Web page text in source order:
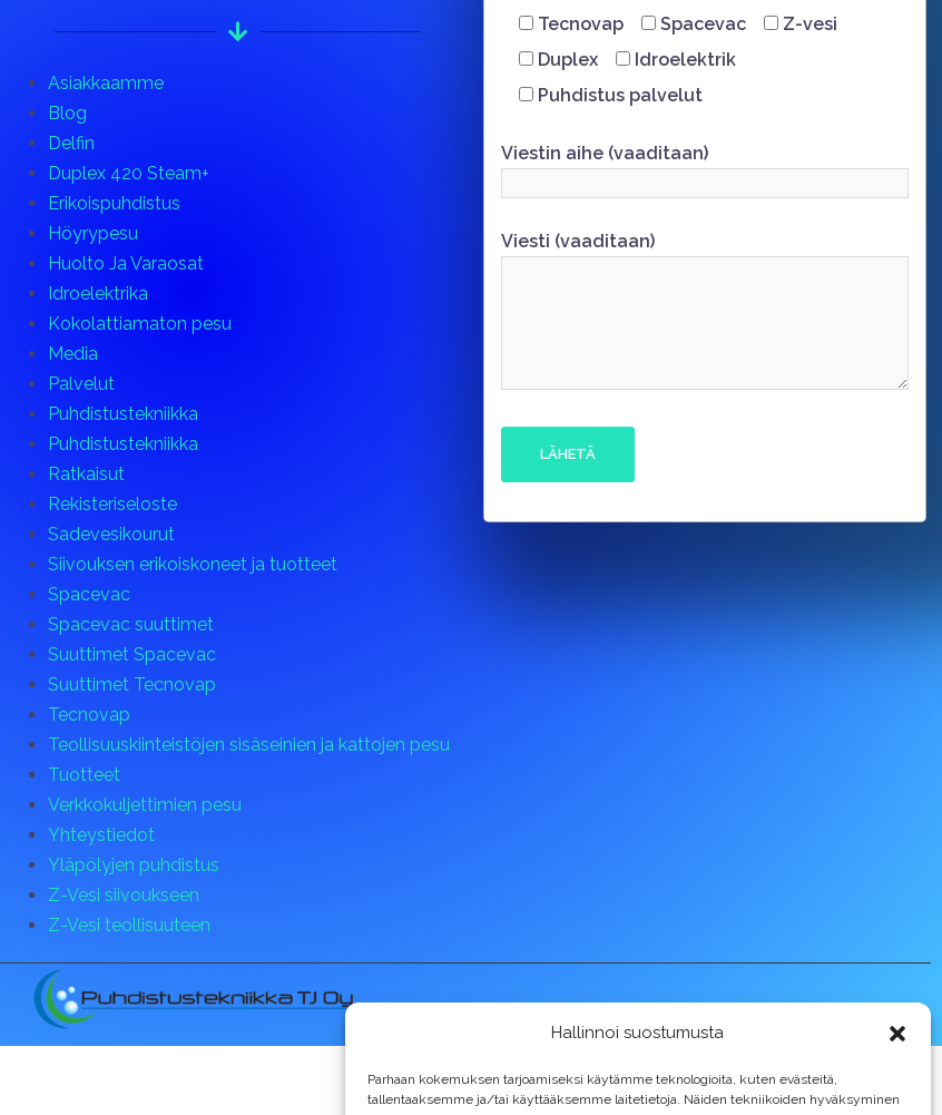
Hallinnoi suostumusta
Parhaan kokemuksen tarjoamiseksi käytämme teknologioita, kuten evästeitä,
tallentaaksemme ja/tai käyttääksemme laitetietoja. Näiden tekniikoiden hyväksyminen
Asiakkaamme
Blog
Delfin
Duplex 420 Steam+
Erikoispuhdistus
Höyrypesu
Huolto Ja Varaosat
Idroelektrika
Kokolattiamaton pesu
Media
Palvelut
Puhdistustekniikka
Puhdistustekniikka
Ratkaisut
Rekisteriseloste
Sadevesikourut
Siivouksen erikoiskoneet ja tuotteet
Spacevac
Spacevac suuttimet
Suuttimet Spacevac
Suuttimet Tecnovap
Tecnovap
Teollisuuskiinteistöjen sisäseinien ja kattojen pesu
Tuotteet
Verkkokuljettimien pesu
Yhteystiedot
Yläpölyjen puhdistus
Z-Vesi siivoukseen
Z-Vesi teollisuuteen
Tecnovap Spacevac
Z-vesi
Duplex
Idroelektrik
Puhdistus palvelut
Viestin aihe (vaaditaan)
Viesti (vaaditaan)